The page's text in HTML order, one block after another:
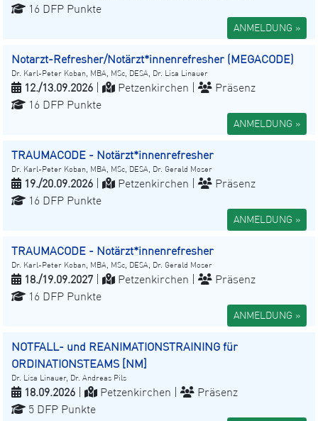
16 DFP Punkte
ANMELDUNG »
Notarzt-Refresher/Notärzt*innenrefresher (MEGACODE)
Dr. Karl-Peter Koban, MBA, MSc, DESA, Dr. Lisa Linauer
12./13.09.2026 Petzenkirchen |
Präsenz
16 DFP Punkte
ANMELDUNG »
TRAUMACODE - Notärzt*innenrefresher
Dr. Karl-Peter Koban, MBA, MSc, DESA, Dr. Gerald Moser
19./20.09.2026 Petzenkirchen |
Präsenz
16 DFP Punkte
ANMELDUNG »
TRAUMACODE - Notärzt*innenrefresher
Dr. Karl-Peter Koban, MBA, MSc, DESA, Dr. Gerald Moser
18./19.09.2027 Petzenkirchen |
Präsenz
16 DFP Punkte
ANMELDUNG »
NOTFALL- und REANIMATIONSTRAINING für
ORDINATIONSTEAMS [NM]
Dr. Lisa Linauer, Dr. Andreas Pils
18.09.2026 Petzenkirchen |
Präsenz
5 DFP Punkte